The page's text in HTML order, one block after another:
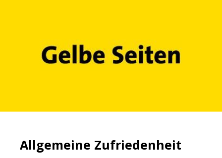
Allgemeine Zufriedenheit